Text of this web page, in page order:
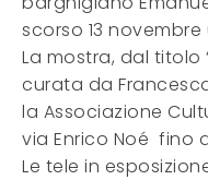
scorso 13
La mostra, dal titolo
curata da
la Associazione
via Enrico Noé fino
Le tele in